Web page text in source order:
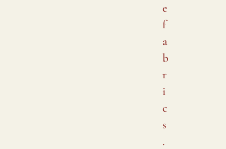
e
f
a
b
r
i
c
s
.